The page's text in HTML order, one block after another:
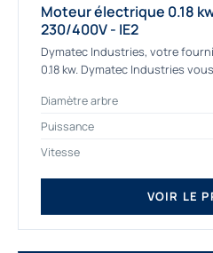
Moteur électrique 0.18
230/400V - IE2
Dymatec Industries, votre
0.18 kw. Dymatec Industries
Diamètre arbre
Puissance
Vitesse
VOIR LE